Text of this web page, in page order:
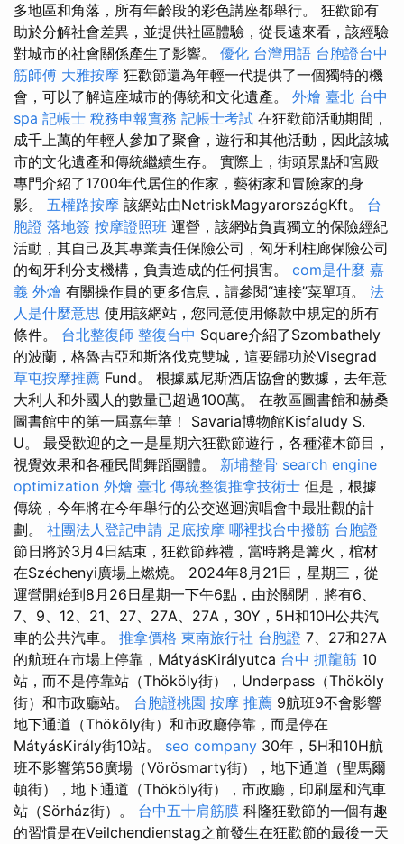
多地區和角落，所有年齡段的彩色講座都舉行。 狂歡節有
助於分解社會差異，並提供社區體驗，從長遠來看，該經驗
對城市的社會關係產生了影響。 優化 台灣用語 台胞證台中
筋師傅 大雅按摩 狂歡節還為年輕一代提供了一個獨特的機
會，可以了解這座城市的傳統和文化遺產。 外燴 臺北 台中
spa 記帳士 稅務申報實務 記帳士考試 在狂歡節活動期間，
成千上萬的年輕人參加了聚會，遊行和其他活動，因此該城
市的文化遺產和傳統繼續生存。 實際上，街頭景點和宮殿
專門介紹了1700年代居住的作家，藝術家和冒險家的身
影。 五權路按摩 該網站由NetriskMagyarországKft。 台
胞證 落地簽 按摩證照班 運營，該網站負責獨立的保險經紀
活動，其自己及其專業責任保險公司，匈牙利柱廊保險公司
的匈牙利分支機構，負責造成的任何損害。 com是什麼 嘉
義 外燴 有關操作員的更多信息，請參閱“連接”菜單項。 法
人是什麼意思 使用該網站，您同意使用條款中規定的所有
條件。 台北整復師 整復台中 Square介紹了Szombathely
的波蘭，格魯吉亞和斯洛伐克雙城，這要歸功於Visegrad
草屯按摩推薦 Fund。 根據威尼斯酒店協會的數據，去年意
大利人和外國人的數量已超過100萬。 在教區圖書館和赫桑
圖書館中的第一屆嘉年華！ Savaria博物館Kisfaludy S.
U。 最受歡迎的之一是星期六狂歡節遊行，各種灌木節目，
視覺效果和各種民間舞蹈團體。 新埔整骨 search engine
optimization 外燴 臺北 傳統整復推拿技術士 但是，根據
傳統，今年將在今年舉行的公交巡迴演唱會中最壯觀的計
劃。 社團法人登記申請 足底按摩 哪裡找台中撥筋 台胞證
節日將於3月4日結束，狂歡節葬禮，當時將是篝火，棺材
在Széchenyi廣場上燃燒。 2024年8月21日，星期三，從
運營開始到8月26日星期一下午6點，由於關閉，將有6、
7、9、12、21、27、27A、27A，30Y，5H和10H公共汽
車的公共汽車。 推拿價格 東南旅行社 台胞證 7、27和27A
的航班在市場上停靠，MátyásKirályutca 台中 抓龍筋 10
站，而不是停靠站（Thököly街），Underpass（Thököly
街）和市政廳站。 台胞證桃園 按摩 推薦 9航班9不會影響
地下通道（Thököly街）和市政廳停靠，而是停在
MátyásKirály街10站。 seo company 30年，5H和10H航
班不影響第56廣場（Vörösmarty街），地下通道（聖馬爾
頓街），地下通道（Thököly街），市政廳，印刷屋和汽車
站（Sörház街）。 台中五十肩筋膜 科隆狂歡節的一個有趣
的習慣是在Veilchendienstag之前發生在狂歡節的最後一天